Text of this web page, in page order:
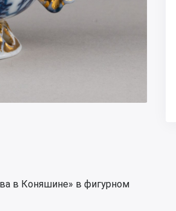
в Коняшине» в фигурном